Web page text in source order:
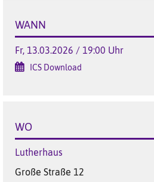
WANN
Fr, 13.03.2026 / 19:00 Uhr
ICS Download
WO
Lutherhaus
Große Straße 12